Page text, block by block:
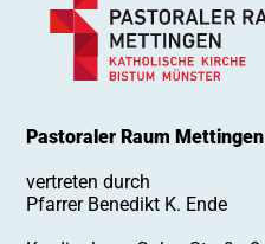
Pastoralteam
Pastoraler Raum Mettingen
vertreten durch
Pfarrer Benedikt K. Ende